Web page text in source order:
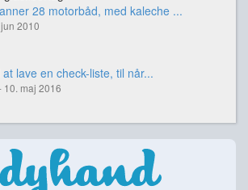
28 motorbåd, med kaleche ...
2010
lave en check-liste, til når...
10. maj 2016